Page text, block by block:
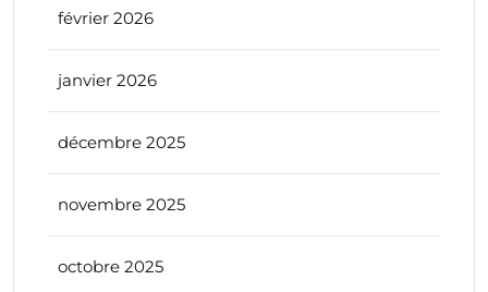
février 2026
janvier 2026
décembre 2025
novembre 2025
octobre 2025